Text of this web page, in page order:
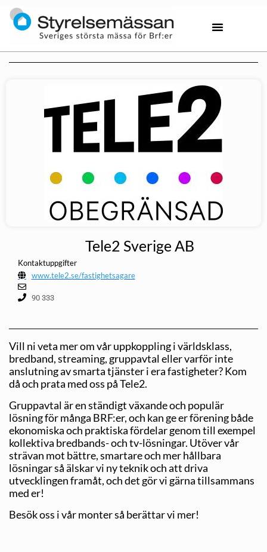
Tele2 Sverige AB
Kontaktuppgifter
www.tele2.se/fastighetsagare
90 333
Vill ni veta mer om vår uppkoppling i världsklass,
bredband, streaming, gruppavtal eller varför inte
anslutning av smarta tjänster i era fastigheter? Kom
då och prata med oss på Tele2.
Gruppavtal är en ständigt växande och populär
lösning för många BRF:er, och kan ge er förening både
ekonomiska och praktiska fördelar genom till exempel
kollektiva bredbands- och tv-lösningar. Utöver vår
strävan mot bättre, smartare och mer hållbara
lösningar så älskar vi ny teknik och att driva
utvecklingen framåt, och det gör vi gärna tillsammans
med er!
Besök oss i vår monter så berättar vi mer!